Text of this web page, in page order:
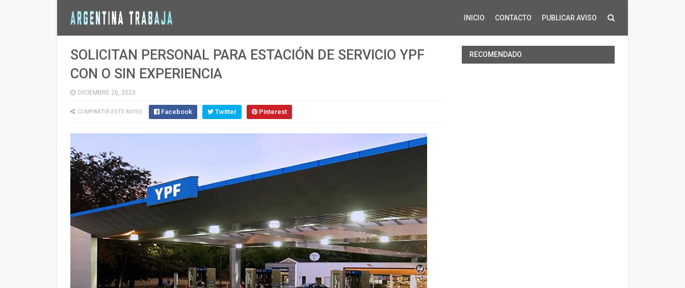
INICIO CONTACTO PUBLICAR AVISO
SOLICITAN PERSONAL PARA ESTACIÓN DE SERVICIO YPF
CON O SIN EXPERIENCIA
DICIEMBRE 26, 2023
COMPARTIR ESTE AVISO: Facebook Twitter Pinterest
RECOMENDADO